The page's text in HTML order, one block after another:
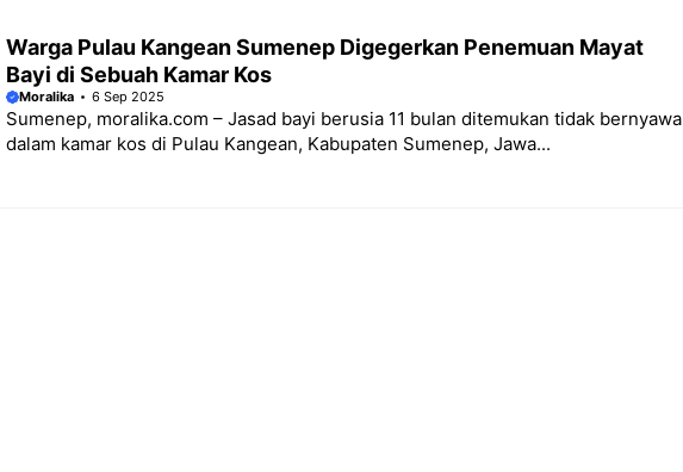
Warga Pulau Kangean Sumenep Digegerkan Penemuan Mayat
Bayi di Sebuah Kamar Kos
Moralika 6 Sep 2025
Sumenep, moralika.com – Jasad bayi berusia 11 bulan ditemukan tidak bernyawa
dalam kamar kos di Pulau Kangean, Kabupaten Sumenep, Jawa...